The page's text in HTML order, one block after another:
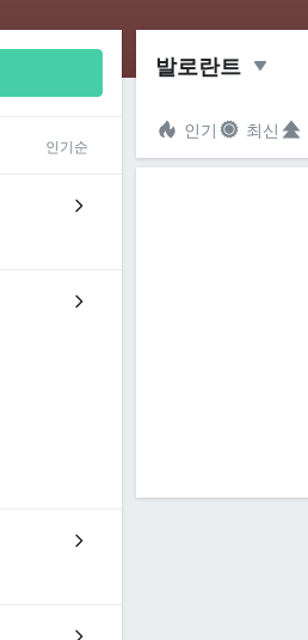
인기순
발로란트
인기 최신